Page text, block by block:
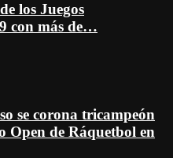
los Juegos
con más de…
se corona tricampeón
Open de Ráquetbol en